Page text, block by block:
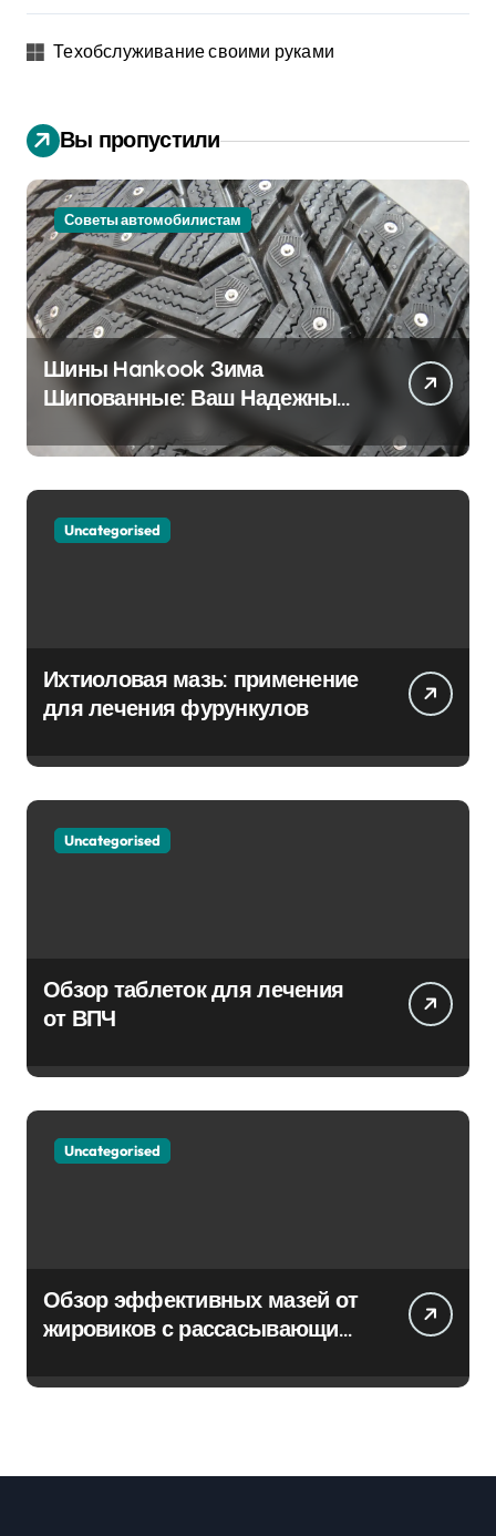
Техобслуживание своими руками
Вы пропустили
Советы автомобилистам
Шины Hankook Зима
Шипованные: Ваш Надежный
Партнёр на Снежных Дорогах
Uncategorised
Ихтиоловая мазь: применение
для лечения фурункулов
Uncategorised
Обзор таблеток для лечения
от ВПЧ
Uncategorised
Обзор эффективных мазей от
жировиков с рассасывающим